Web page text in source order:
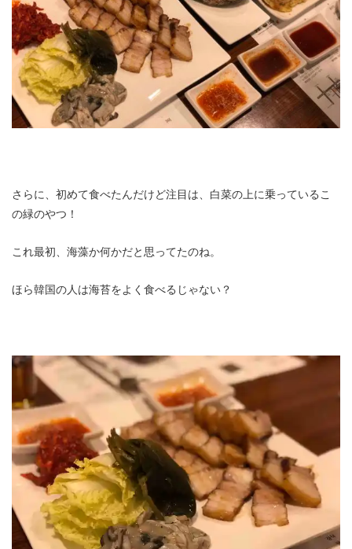
さらに、初めて食べたんだけど注目は、白菜の上に乗っているこ
の緑のやつ！
これ最初、海藻か何かだと思ってたのね。
ほら韓国の人は海苔をよく食べるじゃない？